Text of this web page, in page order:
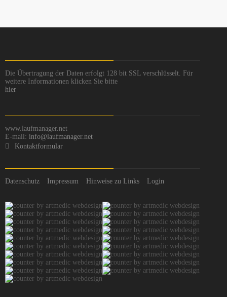
Die Übertragung der Daten erfolgt 128 bit SSL verschlüsselt. Für
weitere Informationen klicken Sie bitte
hier
www.laufmanager.net
E-mail: info@laufmanager.net
Kontaktformular
Datenschutz Impressum Hinweise zu Links Login